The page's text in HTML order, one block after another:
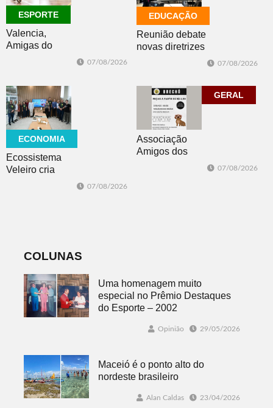
ESPORTE
Valencia,
Amigas do
vencem no
futsal
07/08/2026
EDUCAÇÃO
Reunião debate
novas diretrizes
perspectiva
inclusiva
07/08/2026
ECONOMIA
Ecossistema
Veleiro cria
07/08/2026
GERAL
Associação
Amigos dos
07/08/2026
COLUNAS
Uma homenagem muito
especial no Prêmio Destaques
do Esporte – 2002
Opinião 29/05/2026
Maceió é o ponto alto do
nordeste brasileiro
Alan Caldas 23/04/2026